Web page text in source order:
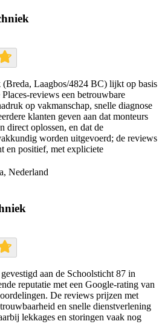
Laagbos/4824 BC) lijkt op basis
reviews een betrouwbare
op vakmanschap, snelle diagnose
klanten geven aan dat monteurs
direct oplossen, en dat de
worden uitgevoerd; de reviews
en positief, met expliciete
Nederland
aan de Schoolsticht 87 in
reputatie met een Google-rating van
De reviews prijzen met
en snelle dienstverlening
lekkages en storingen vaak nog